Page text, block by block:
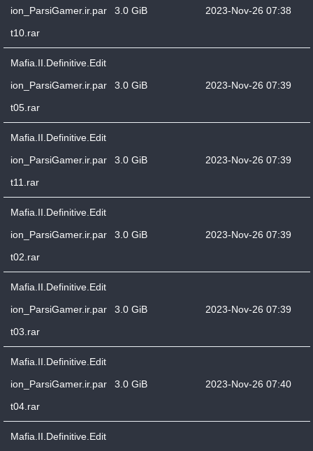
ion_ParsiGamer.ir.par
t10.rar
3.0 GiB 2023-Nov-26 07:38
Mafia.II.Definitive.Edit
ion_ParsiGamer.ir.par
t05.rar
3.0 GiB 2023-Nov-26 07:39
Mafia.II.Definitive.Edit
ion_ParsiGamer.ir.par
t11.rar
3.0 GiB 2023-Nov-26 07:39
Mafia.II.Definitive.Edit
ion_ParsiGamer.ir.par
t02.rar
3.0 GiB 2023-Nov-26 07:39
Mafia.II.Definitive.Edit
ion_ParsiGamer.ir.par
t03.rar
3.0 GiB 2023-Nov-26 07:39
Mafia.II.Definitive.Edit
ion_ParsiGamer.ir.par
t04.rar
3.0 GiB 2023-Nov-26 07:40
Mafia.II.Definitive.Edit